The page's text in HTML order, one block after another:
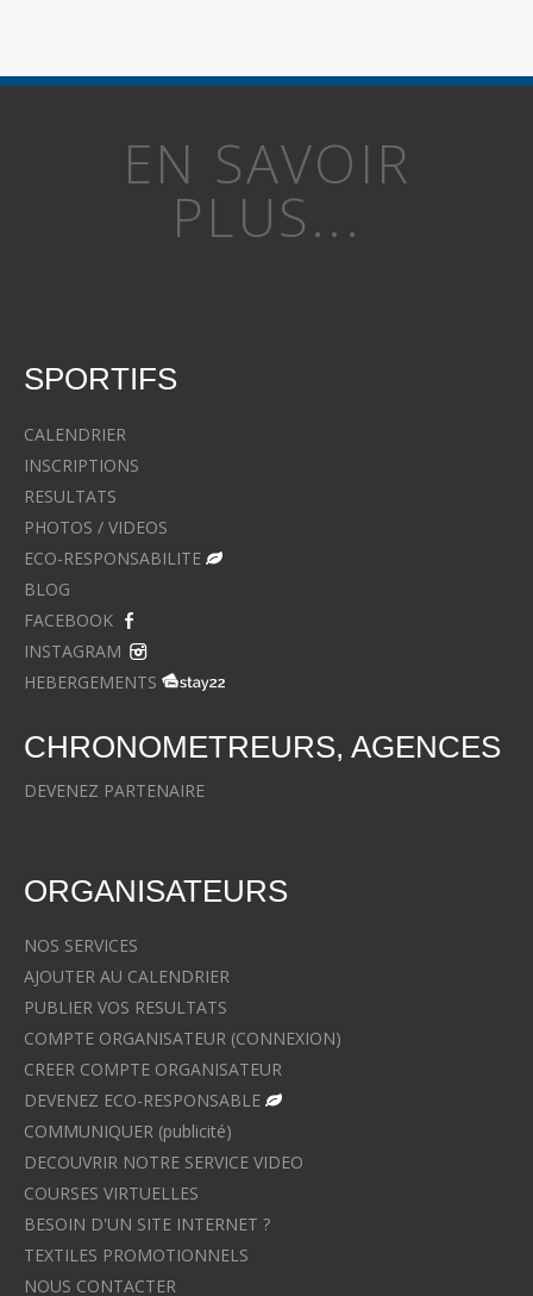
EN SAVOIR
PLUS...
SPORTIFS
CALENDRIER
INSCRIPTIONS
RESULTATS
PHOTOS / VIDEOS
ECO-RESPONSABILITE
BLOG
FACEBOOK
INSTAGRAM
HEBERGEMENTS
CHRONOMETREURS, AGENCES
DEVENEZ PARTENAIRE
ORGANISATEURS
NOS SERVICES
AJOUTER AU CALENDRIER
PUBLIER VOS RESULTATS
COMPTE ORGANISATEUR (CONNEXION)
CREER COMPTE ORGANISATEUR
DEVENEZ ECO-RESPONSABLE
COMMUNIQUER (publicité)
DECOUVRIR NOTRE SERVICE VIDEO
COURSES VIRTUELLES
BESOIN D'UN SITE INTERNET ?
TEXTILES PROMOTIONNELS
NOUS CONTACTER